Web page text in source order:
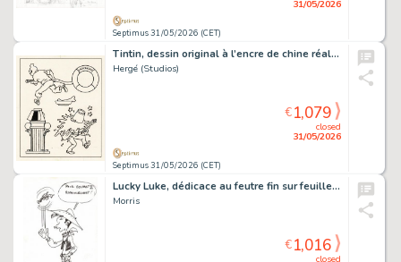
Septimus 31/05/2026 (CET)
31/05/2026
Tintin, dessin original à l’encre de chine réalisé pour un carnet à colorier.
Hergé (Studios)
Septimus 31/05/2026 (CET)
closed
31/05/2026
€1,079
Lucky Luke, dédicace au feutre fin sur feuille libre réalisée pour la radio Contact 2.
Morris
closed
€1,016